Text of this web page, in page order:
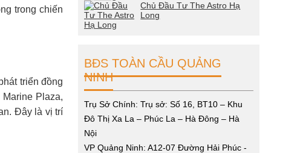
trong chiến
triển đồng
Plaza,
Đây là vị trí
Chủ Đầu Tư The Astro Hạ
Long
BĐS TOÀN CẦU QUẢNG
NINH
Trụ Sở Chính: Trụ sở: Số 16, BT10 – Khu
Đô Thị Xa La – Phúc La – Hà Đông – Hà
Nội
VP Quảng Ninh: A12-07 Đường Hải Phúc -